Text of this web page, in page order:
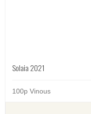
Solaia 2021
100p Vinous